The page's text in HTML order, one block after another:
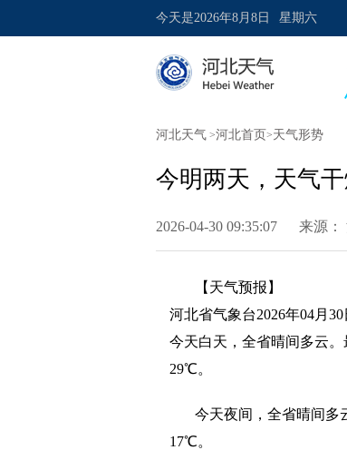
今天是2026年8月8日 星期六
河北天气 >河北首页 >天气形势
今明两天，天气
2026-04-30 09:35:07 来源：
【天气预报】
河北省气象台2026年04月
今天白天，全省晴间多云
29℃。
今天夜间，全省晴间多
17℃。